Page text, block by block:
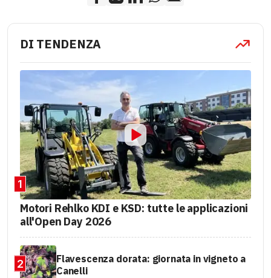
DI TENDENZA
1
Motori Rehlko KDI e KSD: tutte le applicazioni
all'Open Day 2026
2
Flavescenza dorata: giornata in vigneto a
Canelli